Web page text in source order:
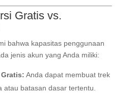
Gratis vs.
bahwa kapasitas penggunaan
jenis akun yang Anda miliki:
Anda dapat membuat trek
atau batasan dasar tertentu.